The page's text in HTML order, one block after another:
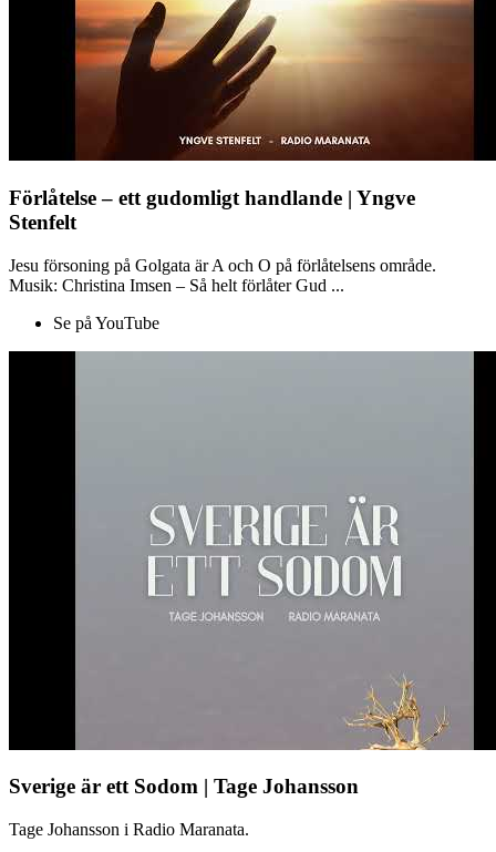
Förlåtelse – ett gudomligt handlande | Yngve
Stenfelt
Jesu försoning på Golgata är A och O på förlåtelsens område.
Musik: Christina Imsen – Så helt förlåter Gud ...
Se på YouTube
Sverige är ett Sodom | Tage Johansson
Tage Johansson i Radio Maranata.